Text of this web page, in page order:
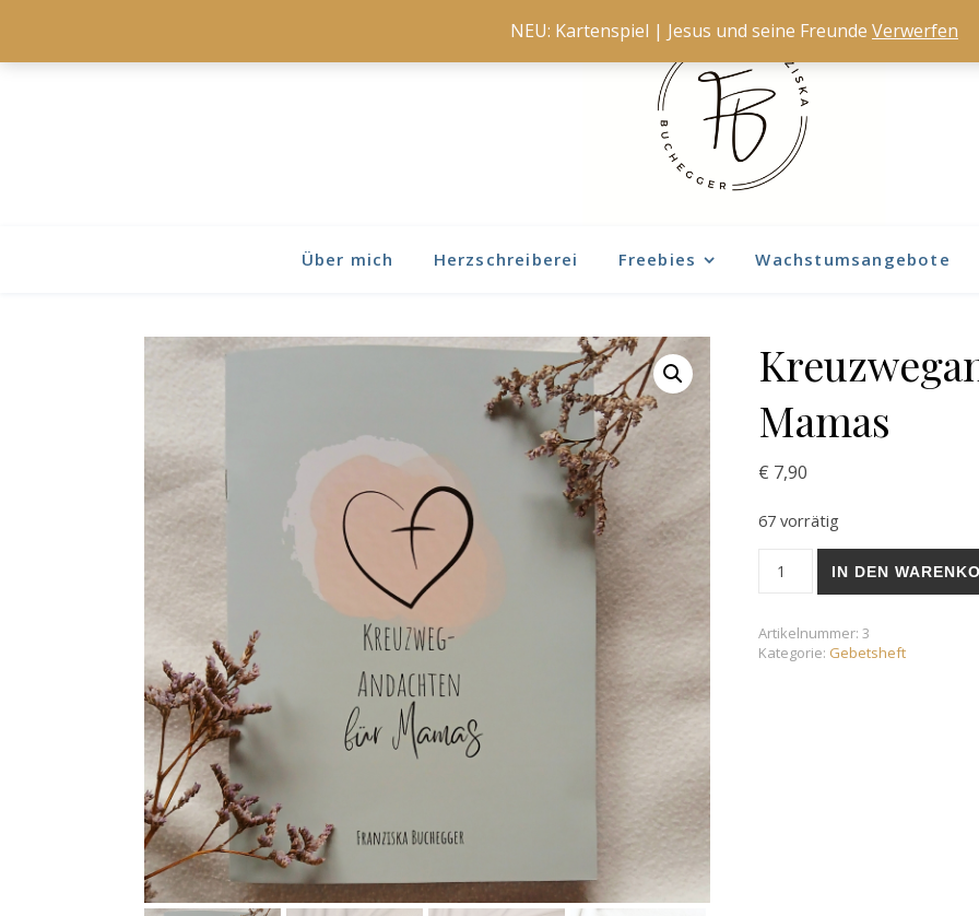
Über mich Herzschreiberei Freebies Wachstumsangebote
Mamas
€ 7,90
67 vorrätig
IN DEN
Artikelnummer: 3
Kategorie: Gebetsheft
NEU: Kartenspiel | Jesus und seine Freunde Verwerfen